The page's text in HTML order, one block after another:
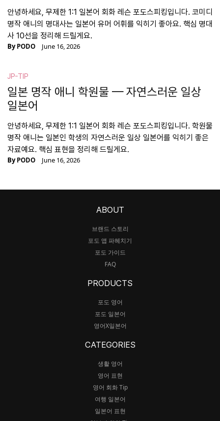
안녕하세요, 무제한 1:1 일본어 회화 레슨 포도스피킹입니다. 코미디
명작 애니의 명대사는 일본어 유머 어휘를 익히기 좋아요. 핵심 명대
사 10선을 정리해 드릴게요.
ByPODO June 16, 2026
JP-TIP
일본 명작 애니 학원물 — 자연스러운 일상
일본어
안녕하세요, 무제한 1:1 일본어 회화 레슨 포도스피킹입니다. 학원물
명작 애니는 일본인 학생의 자연스러운 일상 일본어를 익히기 좋은
자료예요. 핵심 표현을 정리해 드릴게요.
ByPODO June 16, 2026
ABOUT
브랜드 스토리
포도 앱 파헤치기
포도 가이드
FAQ
PRODUCTS
포도 영어
포도 일본어
영어X일본어
CATEGORIES
생활 영어
영어 표현
영어 회화 Tip
여행 일본어
일본어 표현